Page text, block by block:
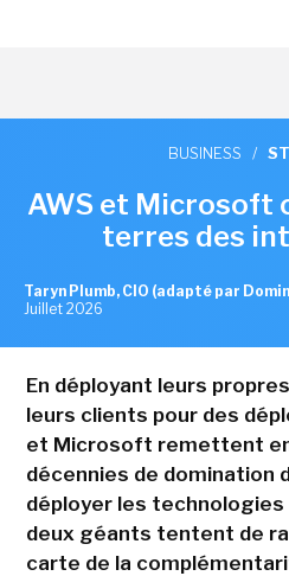
BUSINESS /
AWS et Microsoft
terres des
Taryn Plumb, CIO (adapté par
Juillet 2026
En déployant leurs
leurs clients pour des
et Microsoft remettent
décennies de domination
déployer les
deux géants tentent de
carte de la